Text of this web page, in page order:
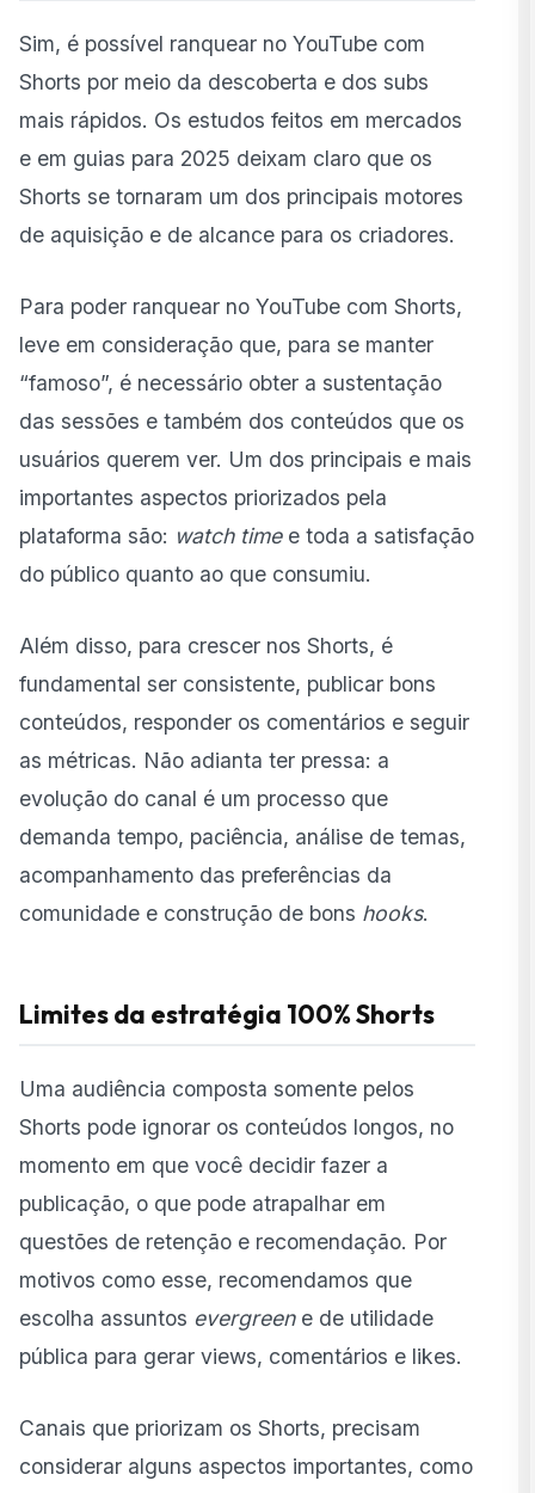
Sim, é possível ranquear no YouTube com
Shorts por meio da descoberta e dos subs
mais rápidos. Os estudos feitos em mercados
e em guias para 2025 deixam claro que os
Shorts se tornaram um dos principais motores
de aquisição e de alcance para os criadores.
Para poder ranquear no YouTube com Shorts,
leve em consideração que, para se manter
“famoso”, é necessário obter a sustentação
das sessões e também dos conteúdos que os
usuários querem ver. Um dos principais e mais
importantes aspectos priorizados pela
plataforma são: watch timee toda a satisfação
do público quanto ao que consumiu.
Além disso, para crescer nos Shorts, é
fundamental ser consistente, publicar bons
conteúdos, responder os comentários e seguir
as métricas. Não adianta ter pressa: a
evolução do canal é um processo que
demanda tempo, paciência, análise de temas,
acompanhamento das preferências da
comunidade e construção de bons hooks.
Limites da estratégia 100% Shorts
Uma audiência composta somente pelos
Shorts pode ignorar os conteúdos longos, no
momento em que você decidir fazer a
publicação, o que pode atrapalhar em
questões de retenção e recomendação. Por
motivos como esse, recomendamos que
escolha assuntos evergreene de utilidade
pública para gerar views, comentários e likes.
Canais que priorizam os Shorts, precisam
considerar alguns aspectos importantes, como